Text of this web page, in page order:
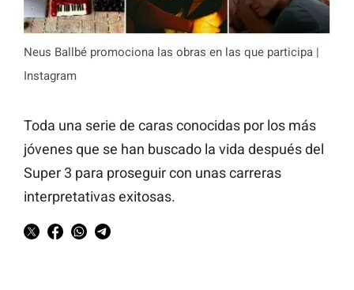
Neus Ballbé promociona las obras en las que participa |
Instagram
Toda una serie de caras conocidas por los más
jóvenes que se han buscado la vida después del
Super 3 para proseguir con unas carreras
interpretativas exitosas.